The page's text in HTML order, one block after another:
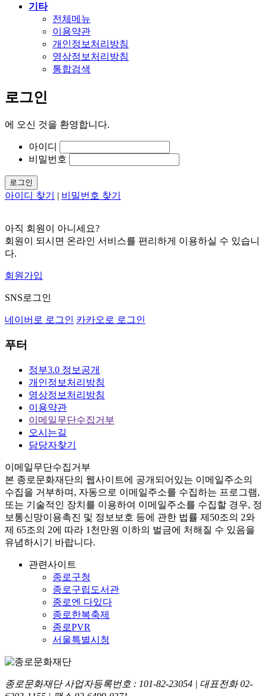
기타
전체메뉴
이용약관
개인정보처리방침
영상정보처리방침
통합검색
로그인
에 오신 것을 환영합니다.
아이디
비밀번호
로그인
아이디 찾기 | 비밀번호 찾기
아직 회원이 아니세요?
회원이 되시면 온라인 서비스를 편리하게 이용하실 수 있습니
다.
회원가입
SNS로그인
네이버로 로그인 카카오로 로그인
푸터
정부3.0 정보공개
개인정보처리방침
영상정보처리방침
이용약관
이메일무단수집거부
오시는길
담당자찾기
이메일무단수집거부
본 종로문화재단의 웹사이트에 공개되어있는 이메일주소의
수집을 거부하며, 자동으로 이메일주소를 수집하는 프로그램,
또는 기술적인 장치를 이용하여 이메일주소를 수집할 경우, 정
보통신망이용촉진 및 정보보호 등에 관한 법률 제50조의 2와
제 65조의 2에 따라 1천만원 이하의 벌금에 처해질 수 있음을
유념하시기 바랍니다.
관련사이트
종로구청
종로구립도서관
종로엔 다있다
종로한복축제
종로PVR
서울특별시청
종로문화재단 사업자등록번호 : 101-82-23054 | 대표전화02-